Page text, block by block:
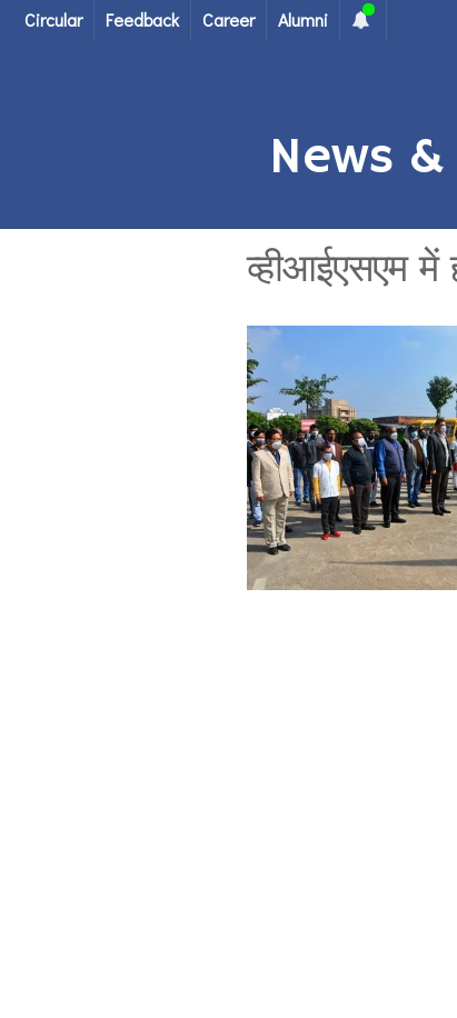
Circular Feedback Career Alumni
News
व्हीआईएसएम में